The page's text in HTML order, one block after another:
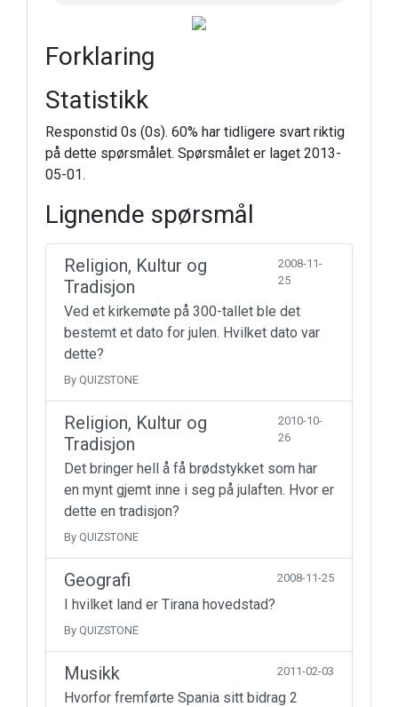
Forklaring
Statistikk
Responstid 0s (0s). 60% har tidligere svart riktig
på dette spørsmålet. Spørsmålet er laget 2013-
05-01.
Lignende spørsmål
Religion, Kultur og
Tradisjon
2008-11-
25
Ved et kirkemøte på 300-tallet ble det
bestemt et dato for julen. Hvilket dato var
dette?
By QUIZSTONE
Religion, Kultur og
Tradisjon
2010-10-
26
Det bringer hell å få brødstykket som har
en mynt gjemt inne i seg på julaften. Hvor er
dette en tradisjon?
By QUIZSTONE
Geografi 2008-11-25
I hvilket land er Tirana hovedstad?
By QUIZSTONE
Musikk 2011-02-03
Hvorfor fremførte Spania sitt bidrag 2